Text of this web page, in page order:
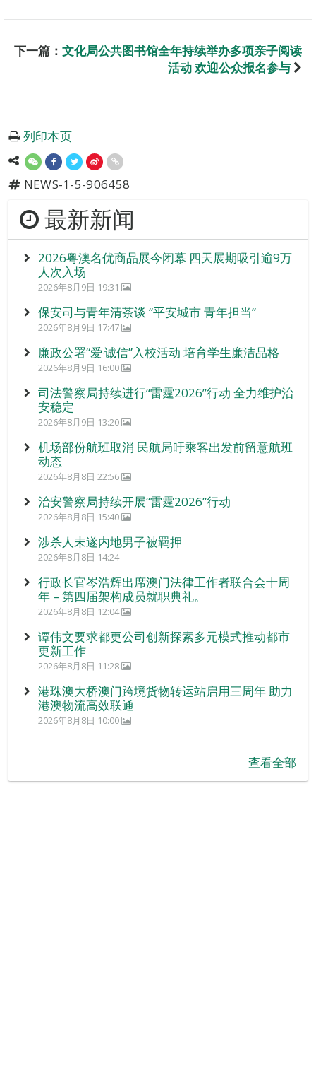
下一篇： 文化局公共图书馆全年持续举办多项亲子阅读
活动 欢迎公众报名参与
列印本页
NEWS-1-5-906458
最新新闻
2026粤澳名优商品展今闭幕 四天展期吸引逾9万
人次入场
2026年8月9日 19:31
保安司与青年清茶谈 “平安城市 青年担当”
2026年8月9日 17:47
廉政公署“爱‧诚信”入校活动 培育学生廉洁品格
2026年8月9日 16:00
司法警察局持续进行“雷霆2026”行动 全力维护治
安稳定
2026年8月9日 13:20
机场部份航班取消 民航局吁乘客出发前留意航班
动态
2026年8月8日 22:56
治安警察局持续开展“雷霆2026”行动
2026年8月8日 15:40
涉杀人未遂内地男子被羁押
2026年8月8日 14:24
行政长官岑浩辉出席澳门法律工作者联合会十周
年 – 第四届架构成员就职典礼。
2026年8月8日 12:04
谭伟文要求都更公司创新探索多元模式推动都市
更新工作
2026年8月8日 11:28
港珠澳大桥澳门跨境货物转运站启用三周年 助力
港澳物流高效联通
2026年8月8日 10:00
查看全部